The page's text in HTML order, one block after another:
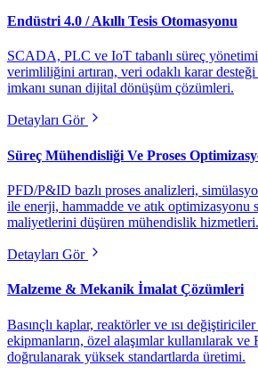
Endüstri 4.0 / Akıllı Tesis Otomasyonu
SCADA, PLC ve IoT tabanlı süreç
verimliliğini artıran, veri odaklı karar
imkanı sunan dijital dönüşüm çözümleri.
Detayları Gör
Süreç Mühendisliği Ve Proses
PFD/P&ID bazlı proses analizleri,
ile enerji, hammadde ve atık optimizasyonu
maliyetlerini düşüren mühendislik hizmetleri.
Detayları Gör
Malzeme & Mekanik İmalat Çözümleri
Basınçlı kaplar, reaktörler ve ısı
ekipmanların, özel alaşımlar kullanılarak ve
doğrulanarak yüksek standartlarda üretimi.